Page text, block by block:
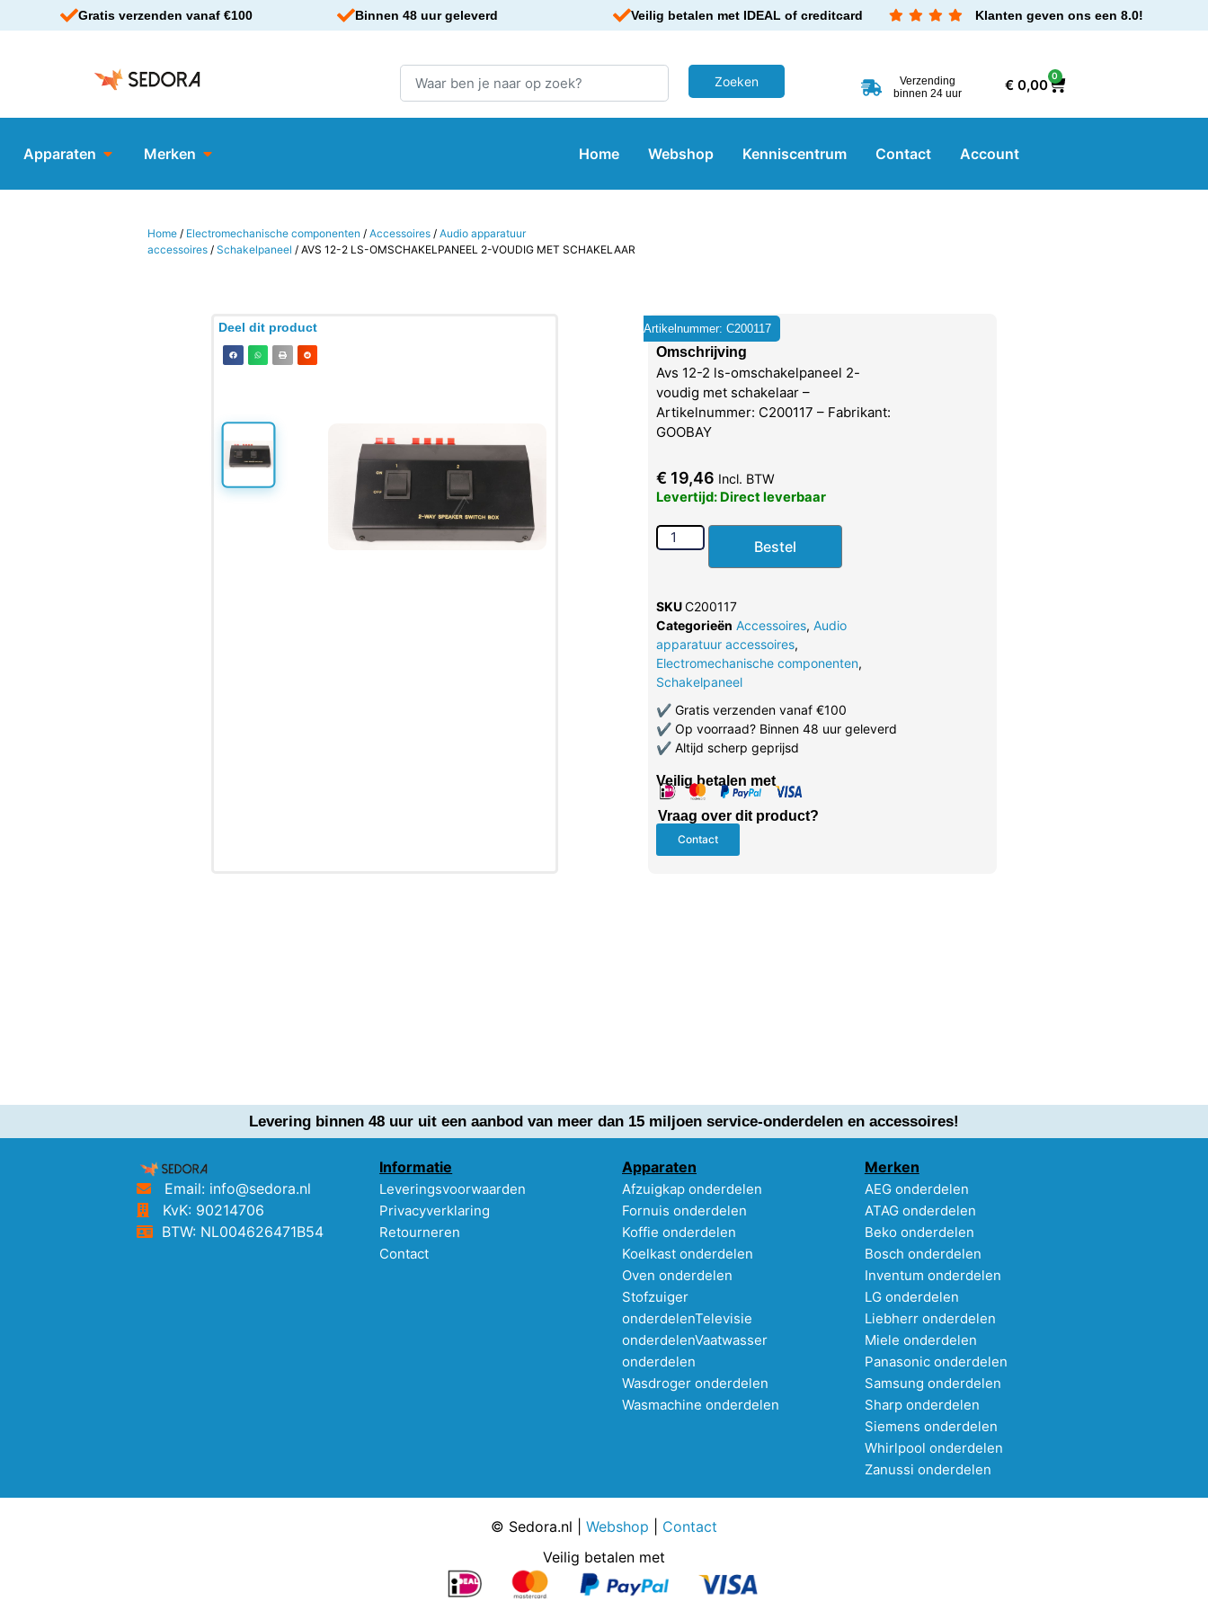
Gratis verzenden vanaf €100 Binnen 48 uur geleverd Veilig betalen met IDEAL of creditcard Klanten geven ons een 8.0!
Verzending
binnen 24 uur
€0,00
0
Apparaten Merken Home Webshop Kenniscentrum Contact Account
Home / Electromechanische componenten /Accessoires /Audio apparatuur
accessoires /Schakelpaneel / AVS 12-2 LS-OMSCHAKELPANEEL 2-VOUDIG MET SCHAKELAAR
Deel dit product Artikelnummer: C200117
Omschrijving
Avs 12-2 ls-omschakelpaneel 2-
voudig met schakelaar –
Artikelnummer: C200117 – Fabrikant:
GOOBAY
€ 19,46 Incl. BTW
Levertijd: Direct leverbaar
Bestel
SKUC200117
Categorieën Accessoires, Audio
apparatuur accessoires,
Electromechanische componenten,
Schakelpaneel
✔Gratis verzenden vanaf €100
✔Op voorraad? Binnen 48 uur geleverd
✔Altijd scherp geprijsd
Veilig betalen met
Vraag over dit product?
Contact
Levering binnen 48 uur uit een aanbod van meer dan 15 miljoen service-onderdelen en accessoires!
Email: info@sedora.nl
KvK: 90214706
BTW: NL004626471B54
Informatie
Leveringsvoorwaarden
Privacyverklaring
Retourneren
Contact
Apparaten
Afzuigkap onderdelen
Fornuis onderdelen
Koffie onderdelen
Koelkast onderdelen
Oven onderdelen
Stofzuiger
onderdelenTelevisie
onderdelenVaatwasser
onderdelen
Wasdroger onderdelen
Wasmachine onderdelen
Merken
AEG onderdelen
ATAG onderdelen
Beko onderdelen
Bosch onderdelen
Inventum onderdelen
LG onderdelen
Liebherr onderdelen
Miele onderdelen
Panasonic onderdelen
Samsung onderdelen
Sharp onderdelen
Siemens onderdelen
Whirlpool onderdelen
Zanussi onderdelen
© Sedora.nl | Webshop
Contact
Veilig betalen met